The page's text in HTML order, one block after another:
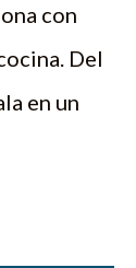
con
Del
en un